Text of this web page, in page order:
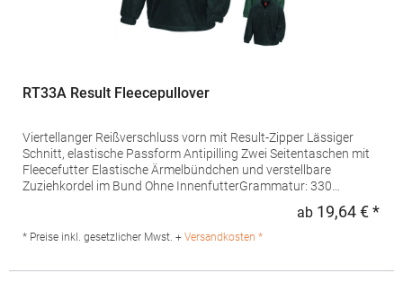
RT33A Result Fleecepullover
Viertellanger Reißverschluss vorn mit Result-Zipper Lässiger
Schnitt, elastische Passform Antipilling Zwei Seitentaschen mit
Fleecefutter Elastische Ärmelbündchen und verstellbare
Zuziehkordel im Bund Ohne InnenfutterGrammatur: 330
Produktsicherheit: Herst.-Nr.: R033XHersteller: Result Clothing
Ltd. Narcisova 1 821 01 Bratislava Slowakei E-Mail:
ab 19,64 € *
* Preise inkl. gesetzlicher Mwst. + Versandkosten *